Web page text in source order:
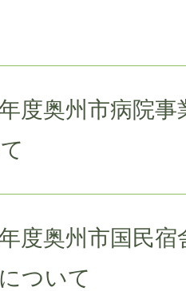
度奥州市病院事
度奥州市国民宿
ついて